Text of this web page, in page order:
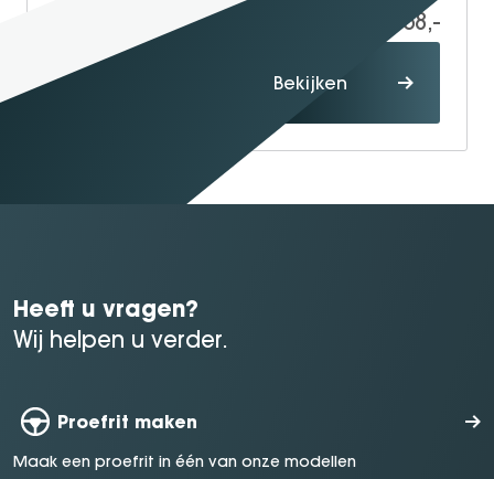
52.558,-
Bekijken
Heeft u vragen?
Wij helpen u verder.
Proefrit maken
Maak een proefrit in één van onze modellen